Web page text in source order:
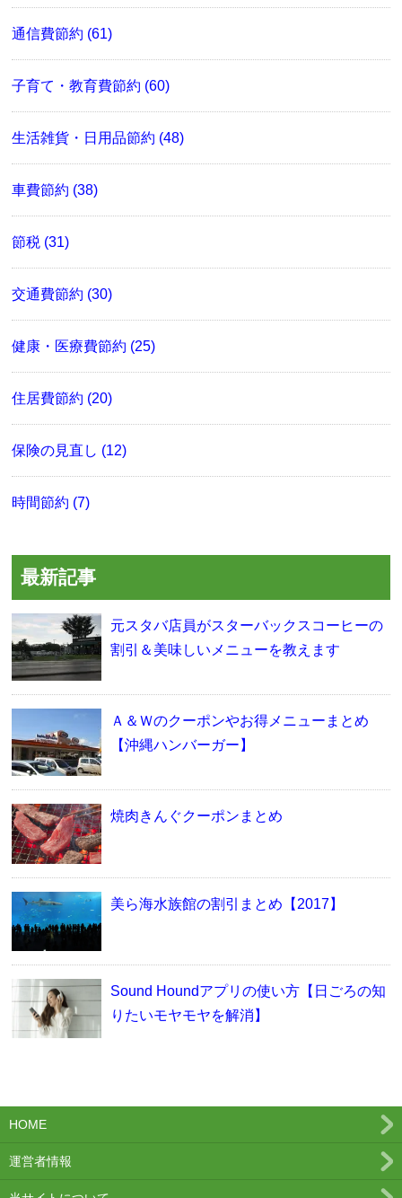
通信費節約 (61)
子育て・教育費節約 (60)
生活雑貨・日用品節約 (48)
車費節約 (38)
節税 (31)
交通費節約 (30)
健康・医療費節約 (25)
住居費節約 (20)
保険の見直し (12)
時間節約 (7)
最新記事
元スタバ店員がスターバックスコーヒーの
割引＆美味しいメニューを教えます
Ａ＆Ｗのクーポンやお得メニューまとめ
【沖縄ハンバーガー】
焼肉きんぐクーポンまとめ
美ら海水族館の割引まとめ【2017】
Sound Houndアプリの使い方【日ごろの知
りたいモヤモヤを解消】
HOME
運営者情報